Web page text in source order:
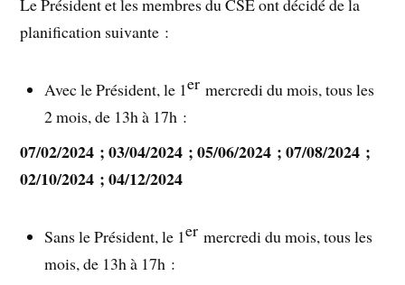
Le Président et les membres du CSE ont décidé de la
planification suivante :
Avec le Président, le 1er mercredi du mois, tous les
2 mois, de 13h à 17h :
07/02/2024 ; 03/04/2024 ; 05/06/2024 ; 07/08/2024 ;
02/10/2024 ; 04/12/2024
Sans le Président, le 1er mercredi du mois, tous les
mois, de 13h à 17h :